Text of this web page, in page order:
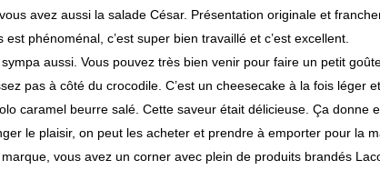
avez aussi la salade César. Présentation originale et
phénoménal, c’est super bien travaillé et c’est excellent.
aussi. Vous pouvez très bien venir pour faire un petit
pas à côté du crocodile. C’est un cheesecake à la fois léger
caramel beurre salé. Cette saveur était délicieuse. Ça donne
le plaisir, on peut les acheter et prendre à emporter pour la
vous avez un corner avec plein de produits brandés